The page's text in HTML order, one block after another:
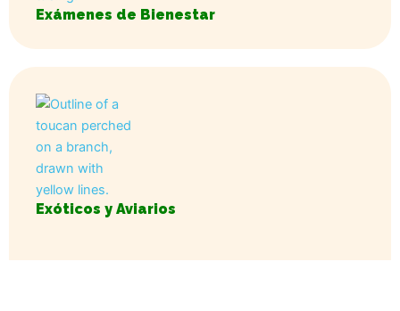
Exámenes de Bienestar
Exóticos y Aviarios